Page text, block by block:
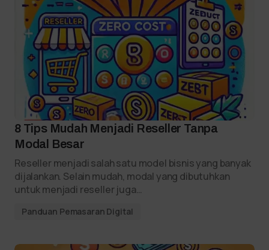
8 Tips Mudah Menjadi Reseller Tanpa
Modal Besar
Reseller menjadi salah satu model bisnis yang banyak
dijalankan. Selain mudah, modal yang dibutuhkan
untuk menjadi reseller juga…
Panduan Pemasaran Digital